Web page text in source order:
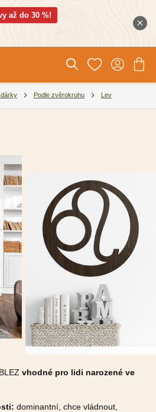
až do 30 %!
Podle zvěrokruhu Lev
vhodné pro lidi narozené ve
dominantní, chce vládnout,